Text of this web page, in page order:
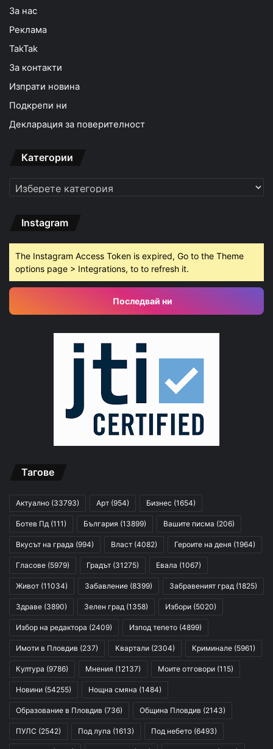
За нас
Реклама
TakTak
За контакти
Изпрати новина
Подкрепи ни
Декларация за поверителност
Категории
Категории
Instagram
The Instagram Access Token is expired, Go to the Theme
options page > Integrations, to to refresh it.
Последвай ни
Тагове
Актуално (33793) Арт (954) Бизнес (1654)
Ботев Пд (111) България (13899) Вашите писма (206)
Вкусът на града (994) Власт (4082) Героите на деня (1964)
Гласове (5979) Градът (31275) Евала (1067)
Живот (11034) Забавление (8399) Забравеният град (1825)
Здраве (3890) Зелен град (1358) Избори (5020)
Избор на редактора (2409) Изпод тепето (4899)
Имоти в Пловдив (237) Квартали (2304) Криминале (5961)
Култура (9786) Мнения (12137) Моите отговори (115)
Новини (54255) Нощна смяна (1484)
Образование в Пловдив (736) Община Пловдив (2143)
ПУЛС (2542) Под лупа (1613) Под небето (6493)